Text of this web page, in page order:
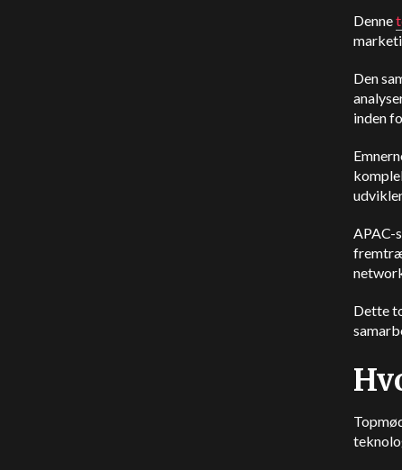
Denne
Den
inden
APAC-
Dette